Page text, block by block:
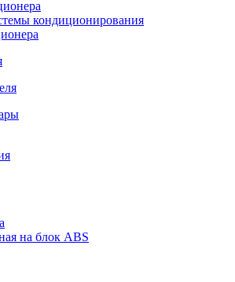
кондиционирования
на блок ABS